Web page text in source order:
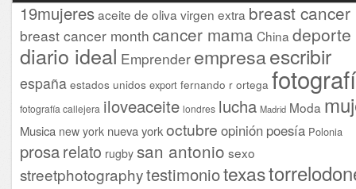
19mujeresaceite de oliva virgen extra breast cancer
breast cancer month cancer mama China deporte
diario ideal Emprender empresaescribir
españa estados unidos export fernando r ortega
fotografía callejera iloveaceite londres lucha Madrid Moda
Musica new york nueva yorkoctubre opinión poesía Polonia
prosarelato rugby san antonio sexo
streetphotographytestimoniotexas